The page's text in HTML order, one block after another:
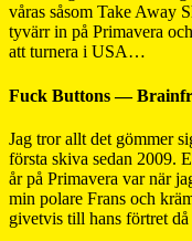
våras såsom Take Away
tyvärr in på Primavera
att turnera i USA…
Fuck Buttons —
Jag tror allt det gömmer
första skiva sedan 2009.
år på Primavera var när
min polare Frans och
givetvis till hans förtret